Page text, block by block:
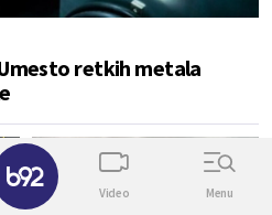
retkih metala
Video Menu